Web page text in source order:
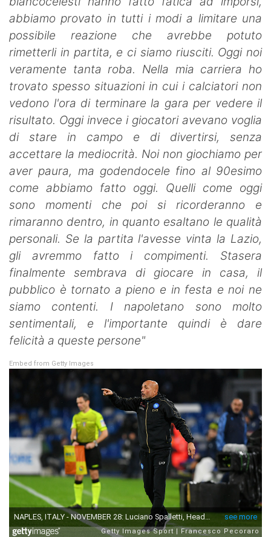
abbiamo provato in tutti i modi a limitare una
possibile reazione che avrebbe potuto
rimetterli in partita, e ci siamo riusciti. Oggi noi
veramente tanta roba. Nella mia carriera ho
trovato spesso situazioni in cui i calciatori non
vedono l'ora di terminare la gara per vedere il
risultato. Oggi invece i giocatori avevano voglia
di stare in campo e di divertirsi, senza
accettare la mediocrità. Noi non giochiamo per
aver paura, ma godendocele fino al 90esimo
come abbiamo fatto oggi. Quelli come oggi
sono momenti che poi si ricorderanno e
rimaranno dentro, in quanto esaltano le qualità
personali. Se la partita l'avesse vinta la Lazio,
gli avremmo fatto i compimenti. Stasera
finalmente sembrava di giocare in casa, il
pubblico è tornato a pieno e in festa e noi ne
siamo contenti. I napoletano sono molto
sentimentali, e l'importante quindi è dare
felicità a queste persone"
Embed from Getty Images